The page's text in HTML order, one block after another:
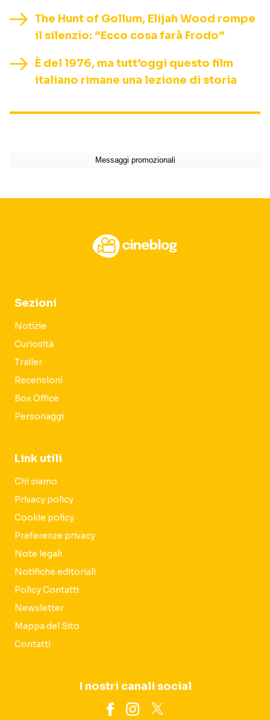
The Hunt of Gollum, Elijah Wood rompe
il silenzio: “Ecco cosa farà Frodo”
È del 1976, ma tutt’oggi questo film
italiano rimane una lezione di storia
Sezioni
Notizie
Curiosità
Trailer
Recensioni
Box Office
Personaggi
Link utili
Chi siamo
Privacy policy
Cookie policy
Preferenze privacy
Note legali
Notifiche editoriali
Policy Contatti
Newsletter
Mappa del Sito
Contatti
I nostri canali social